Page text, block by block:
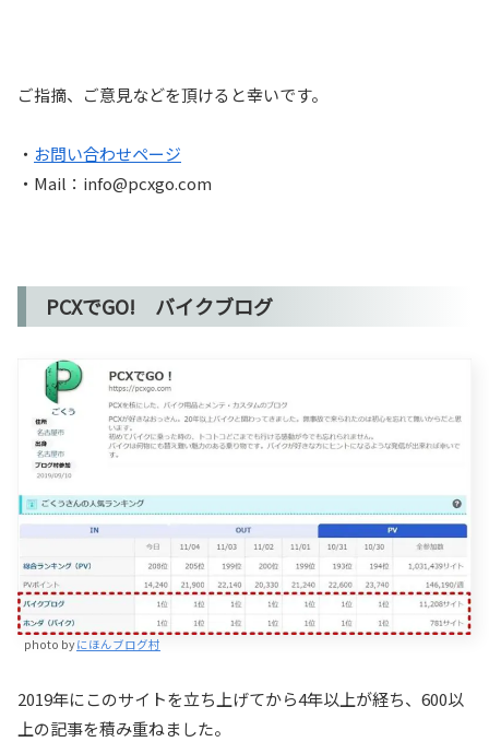
ご指摘、ご意見などを頂けると幸いです。
・ お問い合わせページ
・Mail：info@pcxgo.com
PCXでGO! バイクブログ
photo byにほんブログ村
2019年にこのサイトを立ち上げてから4年以上が経ち、600以
上の記事を積み重ねました。